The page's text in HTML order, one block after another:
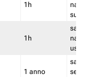
1h
su
1h
salva
1 anno
salva